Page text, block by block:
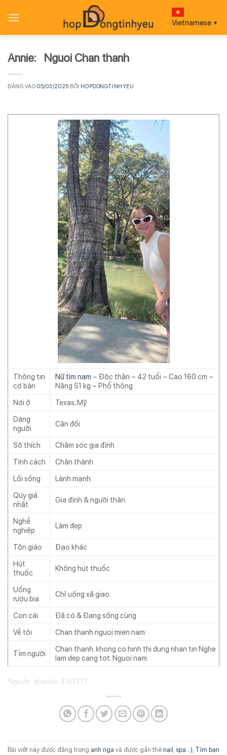
qua
Vietnamese ▼
Annie: Nguoi Chan thanh
ĐĂNG VÀO05/03/2025 BỞI HOPDONGTINHYEU
Thông tin
cơ bản
Nữ tìm nam – Độc thân – 42 tuổi – Cao 160 cm –
Nặng 51 kg – Phổ thông
Nơi ở
Texas, Mỹ
Dáng
người
Cân đối
Sở thích
Chăm sóc gia đình
Tính cách
Chân thành
Lối sống
Lành mạnh
Qúy giá
nhất
Gia đình & người thân
Nghề
nghiệp
Làm đẹp
Tôn giáo
Đạo khác
Hút
thuốc
Không hút thuốc
Uống
rượu bia
Chỉ uống xã giao
Con cái
Đã có & Đang sống cùng
Về tôi
Chan thanh nguoi mien nam
Tìm người
Chan thanh. khong co hinh thi dung nhan tin Nghe
lam dep cang tot. Nguoi nam
Nguồn: ehenho 430371
Bài viết này được đăng trong anh nga và được gắn thẻ nail spa...) Tìm bạn